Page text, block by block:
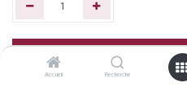
Accueil Recherche